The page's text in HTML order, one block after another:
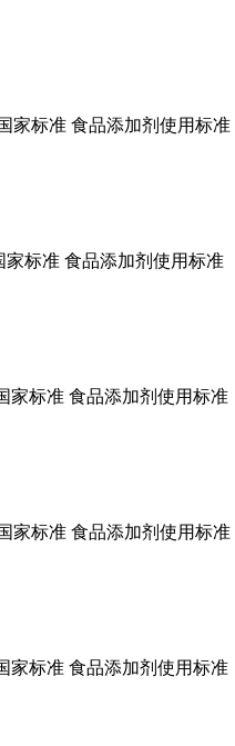
家标准 食品添加剂使用标准
标准 食品添加剂使用标准
家标准 食品添加剂使用标准
家标准 食品添加剂使用标准
家标准 食品添加剂使用标准